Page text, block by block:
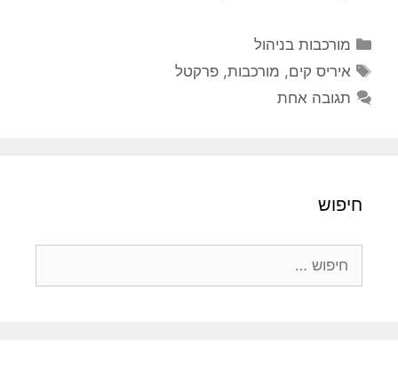
קטגוריות
מורכבות בניהול
תגיות
איריס קים, מורכבות,פרקטל
תגובה אחת
חיפוש